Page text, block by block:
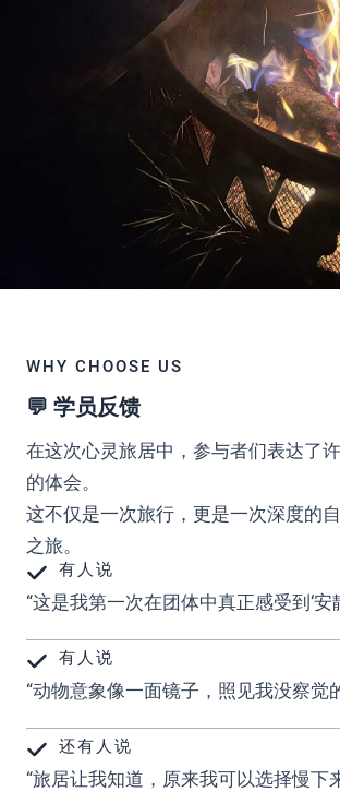
WHY CHOOSE US
💬 学员反馈
在这次心灵旅居中，参与者们表达了
的体会。
这不仅是一次旅行，更是一次深度的
之旅。
有人说
“这是我第一次在团体中真正感受到‘安
有人说
“动物意象像一面镜子，照见我没察觉
还有人说
“旅居让我知道，原来我可以选择慢下